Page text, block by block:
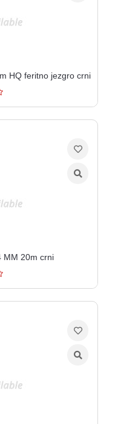
HQ feritno jezgro crni
MM 20m crni